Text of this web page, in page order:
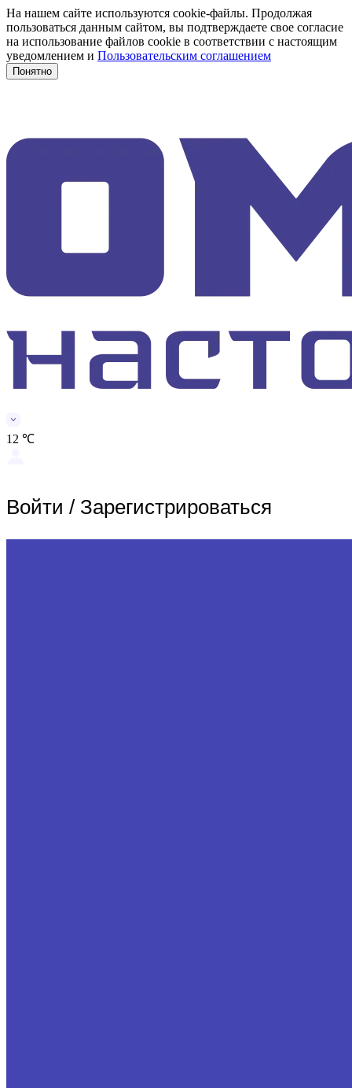
На нашем сайте используются cookie-файлы. Продолжая
пользоваться данным сайтом, вы подтверждаете свое согласие
на использование файлов cookie в соответствии с настоящим
уведомлением и Пользовательским соглашением
Понятно
12 ℃
Войти / Зарегистрироваться